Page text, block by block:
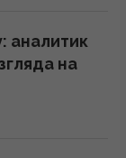
аналитик
на